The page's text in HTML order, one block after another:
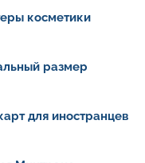
косметики
размер
для иностранцев